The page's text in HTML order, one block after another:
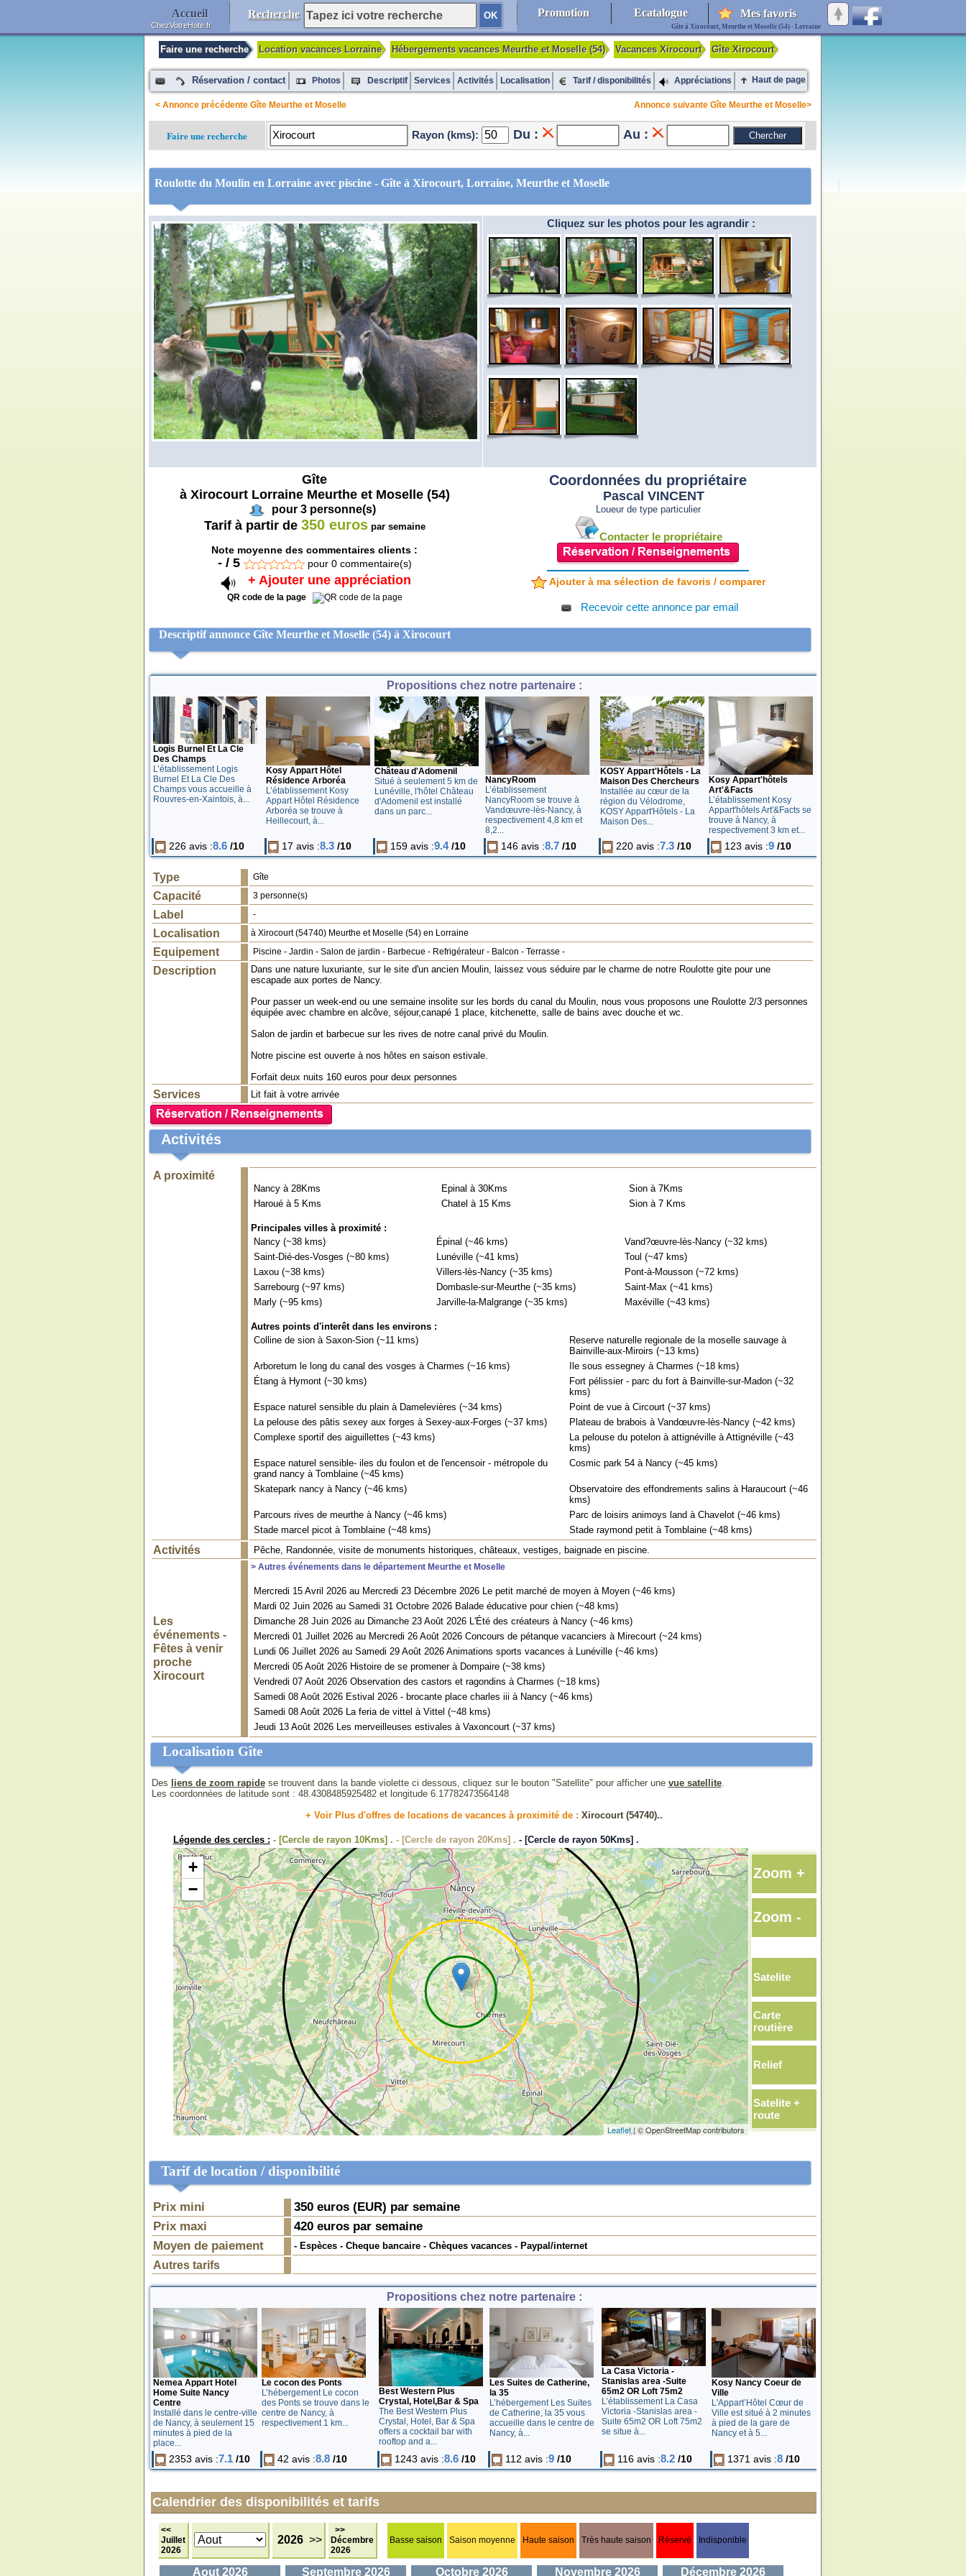
Faire une recherche Location vacances Lorraine Hébergements vacances Meurthe et Moselle (54) Vacances Xirocourt Gîte Xirocourt
Réservation / contact Photos Descriptif Services Activités Localisation Tarif / disponibilités Appréciations Haut de page
< Annonce précédente Gîte Meurthe et Moselle Annonce suivante Gîte Meurthe et Moselle>
Faire une recherche Rayon (kms): Du : Au :
Roulotte du Moulin en Lorraine avec piscine - Gîte à Xirocourt, Lorraine, Meurthe et Moselle
Cliquez sur les photos pour les agrandir :
Gîte
à Xirocourt Lorraine Meurthe et Moselle (54)
pour 3 personne(s)
Tarif à partir de 350 eurospar semaine
Note moyenne des commentaires clients :
-/ 5 pour 0commentaire(s)
+ Ajouter une appréciation
QR code de la page
Coordonnées du propriétaire
Pascal VINCENT
Loueur de type particulier
Contacter le propriétaire
Ajouter à ma sélection de favoris / comparer
Recevoir cette annonce par email
Descriptif annonce Gîte Meurthe et Moselle (54) à Xirocourt
Propositions chez notre partenaire :
Logis Burnel Et La Cle
Des Champs
L’établissement Logis
Burnel Et La Cle Des
Champs vous accueille à
Rouvres-en-Xaintois, à...
Kosy Appart Hôtel
Résidence Arboréa
L’établissement Kosy
Appart Hôtel Résidence
Arboréa se trouve à
Heillecourt, à...
Château d'Adomenil
Situé à seulement 5 km de
Lunéville, l'hôtel Château
d'Adomenil est installé
dans un parc...
NancyRoom
L’établissement
NancyRoom se trouve à
Vandœuvre-lès-Nancy, à
respectivement 4,8 km et
8,2...
KOSY Appart'Hôtels - La
Maison Des Chercheurs
Installée au cœur de la
région du Vélodrome,
KOSY Appart'Hôtels - La
Maison Des...
Kosy Appart'hôtels
Art'&Facts
L’établissement Kosy
Appart'hôtels Art'&Facts se
trouve à Nancy, à
respectivement 3 km et...
226 avis :8.6 /10 17 avis :8.3 /10 159 avis :9.4/10 146 avis :8.7 /10 220 avis :7.3 /10 123 avis :9 /10
Type Gîte
Capacité 3 personne(s)
Label -
Localisation à Xirocourt(54740) Meurthe et Moselle (54) en Lorraine
Equipement Piscine - Jardin - Salon de jardin - Barbecue - Refrigérateur- Balcon - Terrasse -
Description
Dans une nature luxuriante, sur le site d'un ancien Moulin, laissez vous séduire par le charme de notre Roulotte gite pour une
escapade aux portes de Nancy.
Pour passer un week-end ou une semaine insolite sur les bords du canal du Moulin, nous vous proposons une Roulotte 2/3 personnes
équipée avec chambre en alcôve, séjour,canapé 1 place, kitchenette, salle de bains avec douche et wc.
Salon de jardin et barbecue sur les rives de notre canal privé du Moulin.
Notre piscine est ouverte à nos hôtes en saison estivale.
Forfait deux nuits 160 euros pour deux personnes
Services Lit fait à votre arrivée
Activités
A proximité
Nancy à 28Kms Epinal à 30Kms
Sion à 7Kms
Haroué à 5 Kms
Chatel à 15 Kms Sion à 7 Kms
Principales villes à proximité :
Nancy (~38 kms)
Épinal (~46 kms)
Vand?œuvre-lès-Nancy (~32 kms)
Saint-Dié-des-Vosges (~80 kms)
Lunéville (~41 kms)
Toul (~47 kms)
Laxou (~38 kms)
Villers-lès-Nancy (~35 kms)
Pont-à-Mousson (~72 kms)
Sarrebourg (~97 kms)
Dombasle-sur-Meurthe (~35 kms)
Saint-Max (~41 kms)
Marly (~95 kms)
Jarville-la-Malgrange (~35 kms) Maxéville (~43 kms)
Autres points d'interêt dans les environs :
Colline de sion à Saxon-Sion (~11 kms)
Reserve naturelle regionale de la moselle sauvage à
Bainville-aux-Miroirs (~13 kms)
Arboretum le long du canal des vosges à Charmes (~16 kms)
Ile sous essegney à Charmes (~18 kms)
Étang à Hymont (~30 kms)
Fort pélissier - parc du fort à Bainville-sur-Madon (~32
kms)
Espace naturel sensible du plain à Damelevières (~34 kms)
Point de vue à Circourt (~37 kms)
La pelouse des pâtis sexey aux forges à Sexey-aux-Forges (~37 kms)
Plateau de brabois à Vandœuvre-lès-Nancy (~42 kms)
Complexe sportif des aiguillettes (~43 kms)
La pelouse du potelon à attignéville à Attignéville (~43
kms)
Espace naturel sensible- iles du foulon et de l'encensoir - métropole du
grand nancy à Tomblaine (~45 kms)
Cosmic park 54 à Nancy (~45 kms)
Skatepark nancy à Nancy (~46 kms)
Observatoire des effondrements salins à Haraucourt (~46
kms)
Parcours rives de meurthe à Nancy (~46 kms)
Parc de loisirs animoys land à Chavelot (~46 kms)
Stade marcel picot à Tomblaine (~48 kms)
Stade raymond petit à Tomblaine (~48 kms)
Activités Pêche, Randonnée, visite de monuments historiques, châteaux, vestiges, baignade en piscine.
Les
événements -
Fêtes à venir
proche
Xirocourt
> Autres événements dans le département Meurthe et Moselle
Mercredi 15 Avril 2026 au Mercredi 23 Décembre 2026 Le petit marché de moyen à Moyen (~46 kms)
Mardi 02 Juin 2026 au Samedi 31 Octobre 2026 Balade éducative pour chien (~48 kms)
Dimanche 28 Juin 2026 au Dimanche 23 Août 2026 L'Été des créateurs à Nancy (~46 kms)
Mercredi 01 Juillet 2026 au Mercredi 26 Août 2026 Concours de pétanque vacanciers à Mirecourt (~24 kms)
Lundi 06 Juillet 2026 au Samedi 29 Août 2026 Animations sports vacances à Lunéville (~46 kms)
Mercredi 05 Août 2026 Histoire de se promener à Dompaire (~38 kms)
Vendredi 07 Août 2026 Observation des castors et ragondins à Charmes (~18 kms)
Samedi 08 Août 2026 Estival 2026 - brocante place charles iii à Nancy (~46 kms)
Samedi 08 Août 2026 La feria de vittel à Vittel (~48 kms)
Jeudi 13 Août 2026 Les merveilleuses estivales à Vaxoncourt (~37 kms)
Localisation Gîte
Des liens de zoom rapidese trouvent dans la bande violette ci dessous, cliquez sur le bouton "Satellite" pour afficher une vue satellite.
Les coordonnées de latitude sont : 48.4308485925482et longitude 6.17782473564148
+ Voir Plus d'offres de locations de vacances à proximité de : Xirocourt (54740)..
Légende des cercles : - [Cercle de rayon 10Kms] . - [Cercle de rayon 20Kms] . - [Cercle de rayon 50Kms] .
+
−
Leaflet| © OpenStreetMap contributors
Zoom +
Zoom -
Satelite
Carte
routière
Relief
Satelite +
route
Tarif de location / disponibilité
Prix mini 350euros (EUR) par semaine
Prix maxi
420euros par semaine
Moyen de paiement
- Espèces - Cheque bancaire - Chèques vacances - Paypal/internet
Autres tarifs
Propositions chez notre partenaire :
Nemea Appart Hotel
Home Suite Nancy
Centre
Installé dans le centre-ville
de Nancy, à seulement 15
minutes à pied de la
place...
Le cocon des Ponts
L’hébergement Le cocon
des Ponts se trouve dans le
centre de Nancy, à
respectivement 1 km...
Best Western Plus
Crystal, Hotel,Bar & Spa
The Best Western Plus
Crystal, Hotel, Bar & Spa
offers a cocktail bar with
rooftop and a...
Les Suites de Catherine,
la 35
L’hébergement Les Suites
de Catherine, la 35 vous
accueille dans le centre de
Nancy, à...
La Casa Victoria -
Stanislas area -Suite
65m2 OR Loft 75m2
L’établissement La Casa
Victoria -Stanislas area -
Suite 65m2 OR Loft 75m2
se situe à...
Kosy Nancy Coeur de
Ville
L'Appart’Hôtel Cœur de
Ville est situé à 2 minutes
à pied de la gare de
Nancy et à 5...
2353 avis :7.1 /10 42 avis :8.8 /10 1243 avis :8.6 /10 112 avis :9 /10 116 avis :8.2 /10 1371 avis :8 /10
Calendrier des disponibilités et tarifs
Ecatalogue
Promotion Mes favoris
Accueil
ChezVotreHote.fr
Recherche
Gîte à Xirocourt, Meurthe et Moselle (54) - Lorraine